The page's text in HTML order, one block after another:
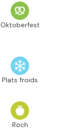
Oktoberfest
Plats froids
Roch